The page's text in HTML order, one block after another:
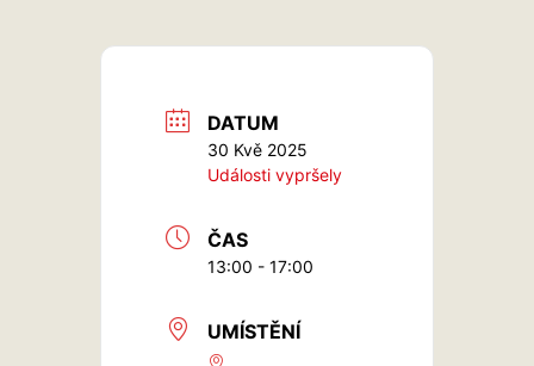
DATUM
30 Kvě 2025
Události vypršely
ČAS
13:00 - 17:00
UMÍSTĚNÍ